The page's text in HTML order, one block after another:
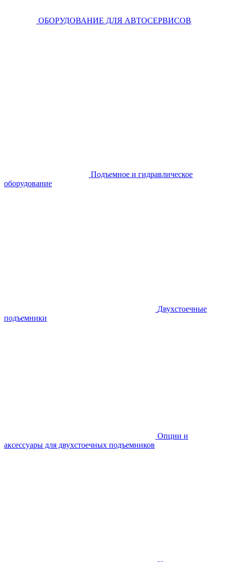
ОБОРУДОВАНИЕ ДЛЯ АВТОСЕРВИСОВ
Подъемное и гидравлическое
оборудование
Двухстоечные
подъемники
Опции и
аксессуары для двухстоечных подъемников